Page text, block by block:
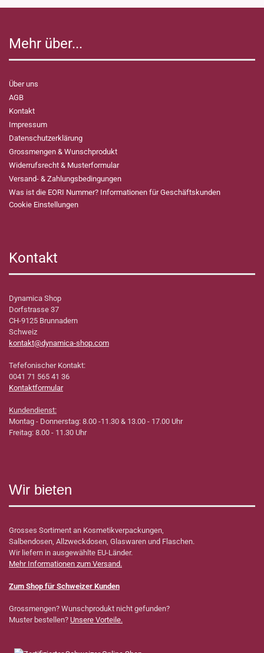
Mehr über...
Über uns
AGB
Kontakt
Impressum
Datenschutzerklärung
Grossmengen & Wunschprodukt
Widerrufsrecht & Musterformular
Versand- & Zahlungsbedingungen
Was ist die EORI Nummer? Informationen für Geschäftskunden
Cookie Einstellungen
Kontakt
Dynamica Shop
Dorfstrasse 37
CH-9125 Brunnadern
Schweiz
kontakt@dynamica-shop.com
Tefefonischer Kontakt:
0041 71 565 41 36
Kontaktformular
Kundendienst:
Montag - Donnerstag: 8.00 -11.30 & 13.00 - 17.00 Uhr
Freitag: 8.00 - 11.30 Uhr
Wir bieten
Grosses Sortiment an Kosmetikverpackungen,
Salbendosen, Allzweckdosen, Glaswaren und Flaschen.
Wir liefern in ausgewählte EU-Länder.
Mehr Informationen zum Versand.
Zum Shop für Schweizer Kunden
Grossmengen? Wunschprodukt nicht gefunden?
Muster bestellen? Unsere Vorteile.